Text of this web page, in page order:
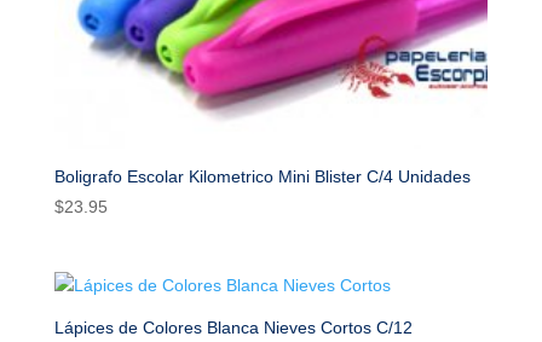
Boligrafo Escolar Kilometrico Mini Blister C/4 Unidades
$23.95
Lápices de Colores Blanca Nieves Cortos C/12